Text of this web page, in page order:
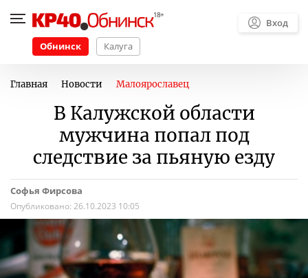
Обнинск Калуга
Вход
Главная Новости Малоярославец
В Калужской области
мужчина попал под
следствие за пьяную езду
Софья Фирсова
Опубликовано: 26.10.2023 10:05